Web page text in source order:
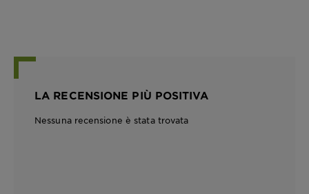
LA RECENSIONE PIÙ POSITIVA
Nessuna recensione è stata trovata